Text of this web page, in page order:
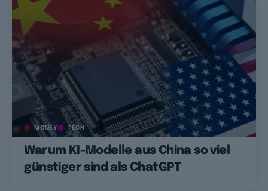
MONEY TECH
Warum KI-Modelle aus China so viel
günstiger sind als ChatGPT